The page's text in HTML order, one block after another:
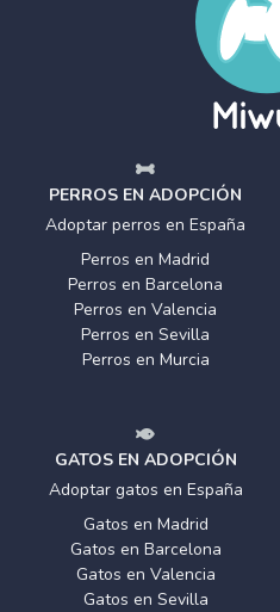
PERROS EN ADOPCIÓN
Adoptar perros en España
Perros en Madrid
Perros en Barcelona
Perros en Valencia
Perros en Sevilla
Perros en Murcia
GATOS EN ADOPCIÓN
Adoptar gatos en España
Gatos en Madrid
Gatos en Barcelona
Gatos en Valencia
Gatos en Sevilla